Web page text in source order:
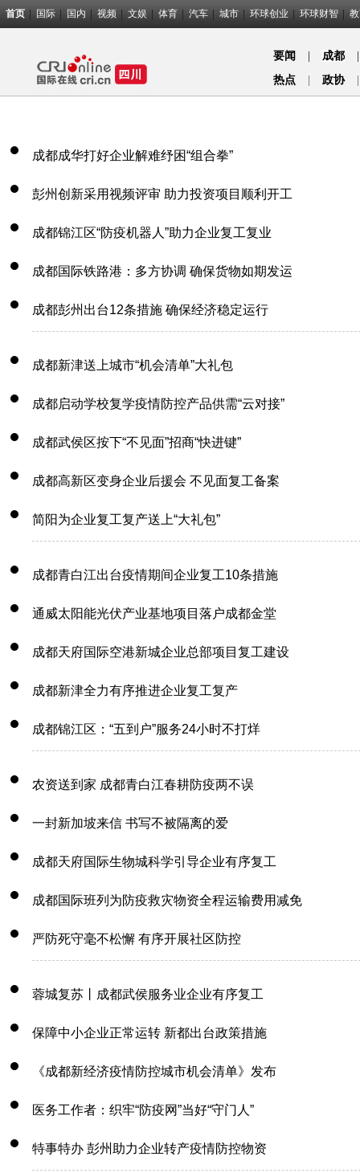
首页 国际 国内 视频 文娱 体育 汽车 城市 环球创业 环球财智
要闻 成都
热点
政协
成都成华打好企业解难纾困“组合拳”
彭州创新采用视频评审 助力投资项目顺利开工
成都锦江区“防疫机器人”助力企业复工复业
成都国际铁路港：多方协调 确保货物如期发运
成都彭州出台12条措施 确保经济稳定运行
成都新津送上城市“机会清单”大礼包
成都启动学校复学疫情防控产品供需“云对接”
成都武侯区按下“不见面”招商“快进键”
成都高新区变身企业后援会 不见面复工备案
简阳为企业复工复产送上“大礼包”
成都青白江出台疫情期间企业复工10条措施
通威太阳能光伏产业基地项目落户成都金堂
成都天府国际空港新城企业总部项目复工建设
成都新津全力有序推进企业复工复产
成都锦江区：“五到户”服务24小时不打烊
农资送到家 成都青白江春耕防疫两不误
一封新加坡来信 书写不被隔离的爱
成都天府国际生物城科学引导企业有序复工
成都国际班列为防疫救灾物资全程运输费用减免
严防死守毫不松懈 有序开展社区防控
蓉城复苏丨成都武侯服务业企业有序复工
保障中小企业正常运转 新都出台政策措施
《成都新经济疫情防控城市机会清单》发布
医务工作者：织牢“防疫网”当好“守门人”
特事特办 彭州助力企业转产疫情防控物资